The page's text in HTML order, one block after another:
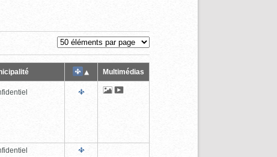
Multimédias